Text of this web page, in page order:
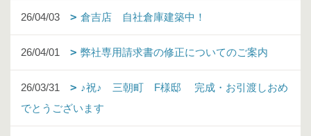
26/04/03 倉吉店 自社倉庫建築中！
26/04/01 弊社専用請求書の修正についてのご案内
26/03/31
♪祝♪ 三朝町 F様邸 完成・お引渡しおめ
でとうございます